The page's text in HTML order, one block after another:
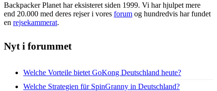
Backpacker Planet har eksisteret siden 1999. Vi har hjulpet mere
end 20.000 med deres rejser i vores forum og hundredvis har fundet
en rejsekammerat.
Nyt i forummet
Welche Vorteile bietet GoKong Deutschland heute?
Welche Strategien für SpinGranny in Deutschland?